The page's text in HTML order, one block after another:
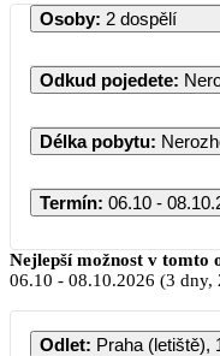
Osoby: 2 dospělí
Odkud pojedete:
Délka pobytu:
Termín: 06.10 -
Nejlepší možnost v tomto
06.10 - 08.10.2026 (3 dny,
Odlet: Praha (letiště),